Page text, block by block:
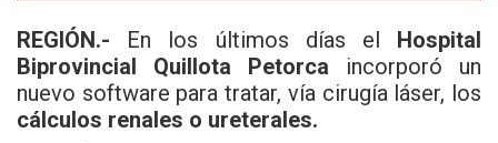
REGIÓN.- En los últimos días el Hospital
Biprovincial Quillota Petorca incorporó un
nuevo software para tratar, vía cirugía láser, los
cálculos renales o ureterales.